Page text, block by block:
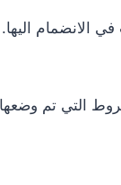
الانضمام اليها.
التي تم وضعها